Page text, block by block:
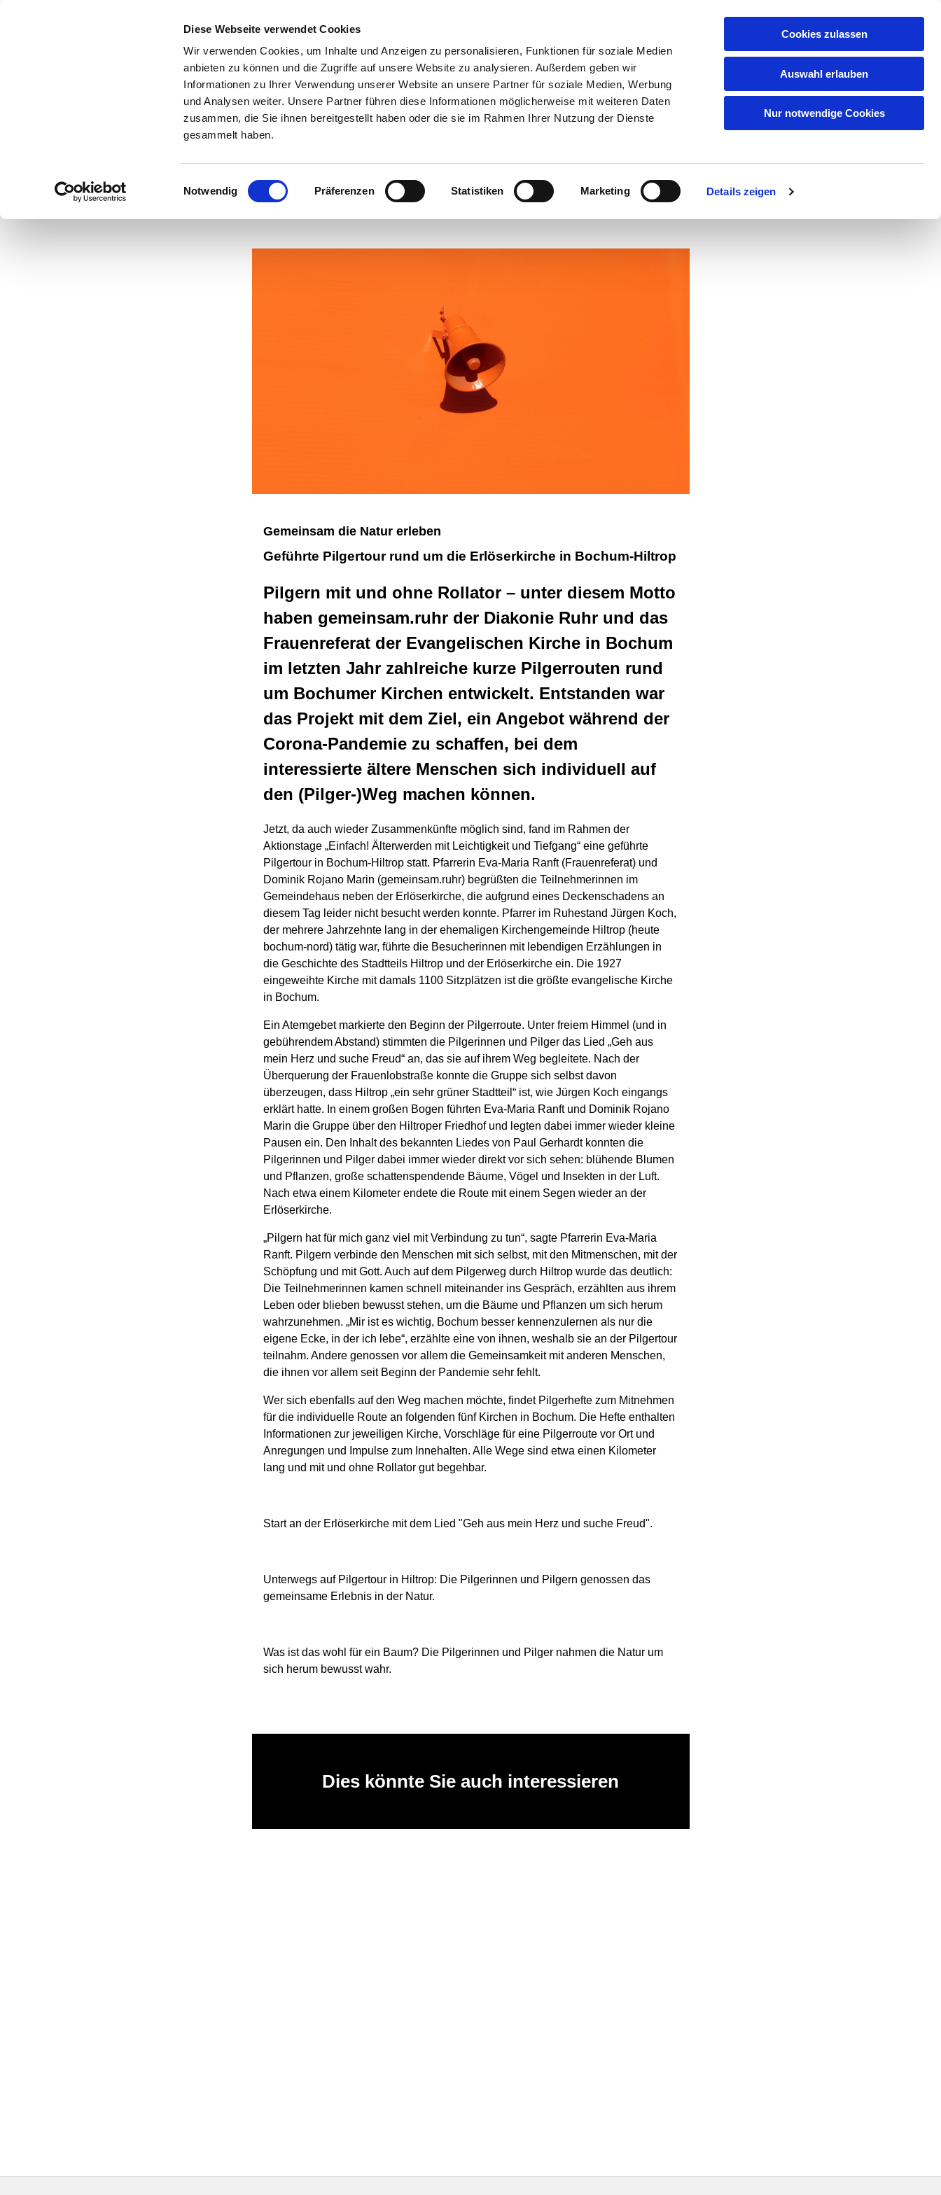
Diese Webseite verwendet Cookies
Wir verwenden Cookies, um Inhalte und Anzeigen zu personalisieren, Funktionen für soziale Medien
anbieten zu können und die Zugriffe auf unsere Website zu analysieren. Außerdem geben wir
Informationen zu Ihrer Verwendung unserer Website an unsere Partner für soziale Medien, Werbung
und Analysen weiter. Unsere Partner führen diese Informationen möglicherweise mit weiteren Daten
zusammen, die Sie ihnen bereitgestellt haben oder die sie im Rahmen Ihrer Nutzung der Dienste
gesammelt haben.
Einwilligungsauswahl
Notwendig Präferenzen Statistiken Marketing Details zeigen
Cookies zulassen
Auswahl erlauben
Nur notwendige Cookies
ÜBER UNS FAQ
Gemeinsam die Natur erleben
#Webseiten-Migration
Gemeinsam die Natur erleben
Geführte Pilgertour rund um die Erlöserkirche in Bochum-Hiltrop
Pilgern mit und ohne Rollator – unter diesem Motto
haben gemeinsam.ruhr der Diakonie Ruhr und das
Frauenreferat der Evangelischen Kirche in Bochum
im letzten Jahr zahlreiche kurze Pilgerrouten rund
um Bochumer Kirchen entwickelt. Entstanden war
das Projekt mit dem Ziel, ein Angebot während der
Corona-Pandemie zu schaffen, bei dem
interessierte ältere Menschen sich individuell auf
den (Pilger-)Weg machen können.
Jetzt, da auch wieder Zusammenkünfte möglich sind, fand im Rahmen der
Aktionstage „Einfach! Älterwerden mit Leichtigkeit und Tiefgang“ eine geführte
Pilgertour in Bochum-Hiltrop statt. Pfarrerin Eva-Maria Ranft (Frauenreferat) und
Dominik Rojano Marin (gemeinsam.ruhr) begrüßten die Teilnehmerinnen im
Gemeindehaus neben der Erlöserkirche, die aufgrund eines Deckenschadens an
diesem Tag leider nicht besucht werden konnte. Pfarrer im Ruhestand Jürgen Koch,
der mehrere Jahrzehnte lang in der ehemaligen Kirchengemeinde Hiltrop (heute
bochum-nord) tätig war, führte die Besucherinnen mit lebendigen Erzählungen in
die Geschichte des Stadtteils Hiltrop und der Erlöserkirche ein. Die 1927
eingeweihte Kirche mit damals 1100 Sitzplätzen ist die größte evangelische Kirche
in Bochum.
Ein Atemgebet markierte den Beginn der Pilgerroute. Unter freiem Himmel (und in
gebührendem Abstand) stimmten die Pilgerinnen und Pilger das Lied „Geh aus
mein Herz und suche Freud“ an, das sie auf ihrem Weg begleitete. Nach der
Überquerung der Frauenlobstraße konnte die Gruppe sich selbst davon
überzeugen, dass Hiltrop „ein sehr grüner Stadtteil“ ist, wie Jürgen Koch eingangs
erklärt hatte. In einem großen Bogen führten Eva-Maria Ranft und Dominik Rojano
Marin die Gruppe über den Hiltroper Friedhof und legten dabei immer wieder kleine
Pausen ein. Den Inhalt des bekannten Liedes von Paul Gerhardt konnten die
Pilgerinnen und Pilger dabei immer wieder direkt vor sich sehen: blühende Blumen
und Pflanzen, große schattenspendende Bäume, Vögel und Insekten in der Luft.
Nach etwa einem Kilometer endete die Route mit einem Segen wieder an der
Erlöserkirche.
„Pilgern hat für mich ganz viel mit Verbindung zu tun“, sagte Pfarrerin Eva-Maria
Ranft. Pilgern verbinde den Menschen mit sich selbst, mit den Mitmenschen, mit der
Schöpfung und mit Gott. Auch auf dem Pilgerweg durch Hiltrop wurde das deutlich:
Die Teilnehmerinnen kamen schnell miteinander ins Gespräch, erzählten aus ihrem
Leben oder blieben bewusst stehen, um die Bäume und Pflanzen um sich herum
wahrzunehmen. „Mir ist es wichtig, Bochum besser kennenzulernen als nur die
eigene Ecke, in der ich lebe“, erzählte eine von ihnen, weshalb sie an der Pilgertour
teilnahm. Andere genossen vor allem die Gemeinsamkeit mit anderen Menschen,
die ihnen vor allem seit Beginn der Pandemie sehr fehlt.
Wer sich ebenfalls auf den Weg machen möchte, findet Pilgerhefte zum Mitnehmen
für die individuelle Route an folgenden fünf Kirchen in Bochum. Die Hefte enthalten
Informationen zur jeweiligen Kirche, Vorschläge für eine Pilgerroute vor Ort und
Anregungen und Impulse zum Innehalten. Alle Wege sind etwa einen Kilometer
lang und mit und ohne Rollator gut begehbar.
Start an der Erlöserkirche mit dem Lied "Geh aus mein Herz und suche Freud".
Unterwegs auf Pilgertour in Hiltrop: Die Pilgerinnen und Pilgern genossen das
gemeinsame Erlebnis in der Natur.
Was ist das wohl für ein Baum? Die Pilgerinnen und Pilger nahmen die Natur um
sich herum bewusst wahr.
Dies könnte Sie auch interessieren